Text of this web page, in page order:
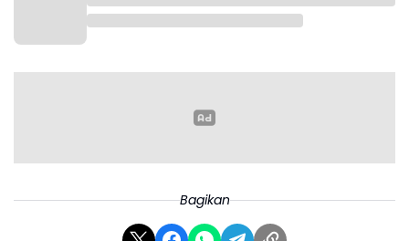
di posisi keenam dengan 48 poin dan makin tertekan
dalam persaingan zona Liga Champions.(*)
Bagikan